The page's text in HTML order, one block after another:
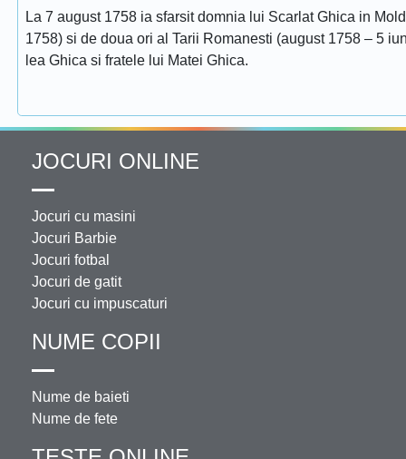
La 7 august 1758 ia sfarsit domnia lui Scarlat Ghica in
1758) si de doua ori al Tarii Romanesti (august 1758 – 5
lea Ghica si fratele lui Matei Ghica.
JOCURI ONLINE
Jocuri cu masini
Jocuri Barbie
Jocuri fotbal
Jocuri de gatit
Jocuri cu impuscaturi
NUME COPII
Nume de baieti
Nume de fete